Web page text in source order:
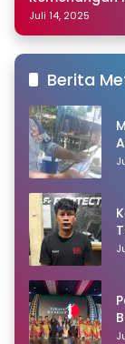
Sulsel
Juli 14, 2025
Berita